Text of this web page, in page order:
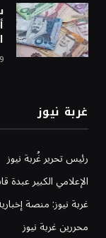
9 أغسطس، 2026
غربة نيوز
رئيس تحرير غُربة نيوز
الإعلامي الكبير
غربة نيوز: منصة
محررين غربة نيوز